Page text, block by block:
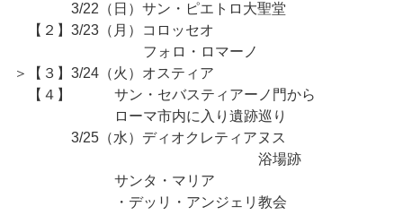
3/22（日）サン・ピエトロ大聖堂
【２】3/23（月）コロッセオ
フォロ・ロマーノ
＞【３】3/24（火）オスティア
【４】 サン・セバスティアーノ門から
ローマ市内に入り遺跡巡り
3/25（水）ディオクレティアヌス
浴場跡
サンタ・マリア
・デッリ・アンジェリ教会